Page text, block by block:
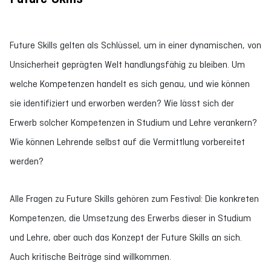
Future Skills gelten als Schlüssel, um in einer dynamischen, von
Unsicherheit geprägten Welt handlungsfähig zu bleiben. Um
welche Kompetenzen handelt es sich genau, und wie können
sie identifiziert und erworben werden? Wie lässt sich der
Erwerb solcher Kompetenzen in Studium und Lehre verankern?
Wie können Lehrende selbst auf die Vermittlung vorbereitet
werden?
Alle Fragen zu Future Skills gehören zum Festival: Die konkreten
Kompetenzen, die Umsetzung des Erwerbs dieser in Studium
und Lehre, aber auch das Konzept der Future Skills an sich.
Auch kritische Beiträge sind willkommen.